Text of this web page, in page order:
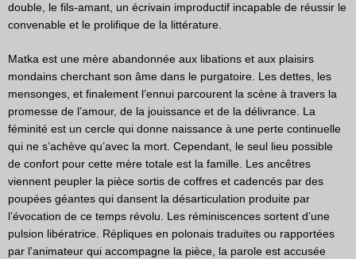
double, le fils-amant, un écrivain improductif incapable de réussir le
convenable et le prolifique de la littérature.
Matka est une mère abandonnée aux libations et aux plaisirs
mondains cherchant son âme dans le purgatoire. Les dettes, les
mensonges, et finalement l’ennui parcourent la scène à travers la
promesse de l’amour, de la jouissance et de la délivrance. La
féminité est un cercle qui donne naissance à une perte continuelle
qui ne s’achève qu’avec la mort. Cependant, le seul lieu possible
de confort pour cette mère totale est la famille. Les ancêtres
viennent peupler la pièce sortis de coffres et cadencés par des
poupées géantes qui dansent la désarticulation produite par
l’évocation de ce temps révolu. Les réminiscences sortent d’une
pulsion libératrice. Répliques en polonais traduites ou rapportées
par l’animateur qui accompagne la pièce, la parole est accusée